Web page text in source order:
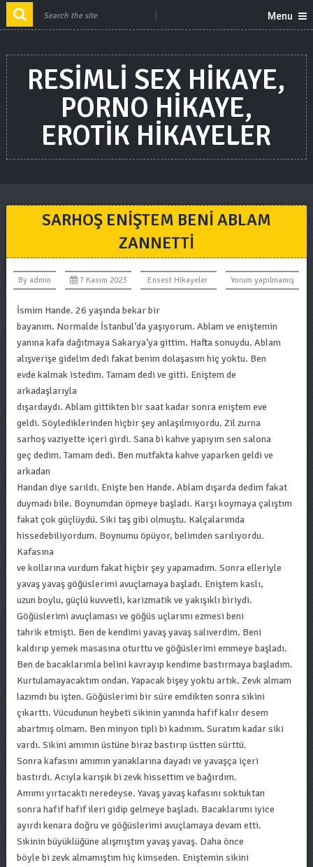
Menu
RESIMLI SEX HIKAYE,
PORNO HIKAYE,
EROTIK HIKAYELER
SARHOŞ ENIŞTEM BENI ABLAM
ZANNETTI
By admin 7 Kasım 2023 Ensest Hikayeler Yorum yapılmamış
İsmim Hande. 26 yaşında bekar bir
bayanım. Normalde İstanbul’da yaşıyorum. Ablam ve eniştemin
yanına kafa dağıtmaya Sakarya’ya gittim. Hafta sonuydu. Ablam
alışverişe gidelim dedi fakat benim dolaşasım hiç yoktu. Ben
evde kalmak istedim. Tamam dedi ve gitti. Eniştem de
arkadaşlarıyla
dışardaydı. Ablam gittikten bir saat kadar sonra eniştem eve
geldi. Söylediklerinden hiçbir şey anlaşılmıyordu. Zil zurna
sarhoş vaziyette içeri girdi. Sana bi kahve yapıyım sen salona
geç dedim. Tamam dedi. Ben mutfakta kahve yaparken geldi ve
arkadan
Handan diye sarıldı. Enişte ben Hande. Ablam dışarda dedim fakat
duymadı bile. Boynumdan öpmeye başladı. Karşı koymaya çalıştım
fakat çok güçlüydü. Siki taş gibi olmuştu. Kalçalarımda
hissedebiliyordum. Boynumu öpüyor, belimden sarılıyordu.
Kafasına
ve kollarına vurdum fakat hiçbir şey yapamadım. Sonra elleriyle
yavaş yavaş göğüslerimi avuçlamaya başladı. Eniştem kaslı,
uzun boylu, güçlü kuvvetli, karizmatik ve yakışıklı biriydi.
Göğüslerimi avuçlaması ve göğüs uçlarımı ezmesi beni
tahrik etmişti. Ben de kendimi yavaş yavaş salıverdim. Beni
kaldırıp yemek masasına oturttu ve göğüslerimi emmeye başladı.
Ben de bacaklarımla belini kavrayıp kendime bastırmaya başladım.
Kurtulamayacaktım ondan. Yapacak bişey yoktu artık. Zevk almam
lazımdı bu işten. Göğüslerimi bir süre emdikten sonra sikini
çıkarttı. Vücudunun heybeti sikinin yanında hafif kalır desem
abartmış olmam. Ben minyon tipli bi kadınım. Suratım kadar siki
vardı. Sikini amımın üstüne biraz bastırıp üstten sürttü.
Sonra kafasını amımın yanaklarına dayadı ve yavaşça içeri
bastırdı. Acıyla karışık bi zevk hissettim ve bağırdım.
Amımı yırtacaktı neredeyse. Yavaş yavaş kafasını soktuktan
sonra hafif hafif ileri gidip gelmeye başladı. Bacaklarımı iyice
ayırdı kenara doğru ve göğüslerimi avuçlamaya devam etti.
Sikinin büyüklüğüne alışmıştım yavaş yavaş. Daha önce
böyle bi zevk almamıştım hiç kimseden. Eniştemin sikini